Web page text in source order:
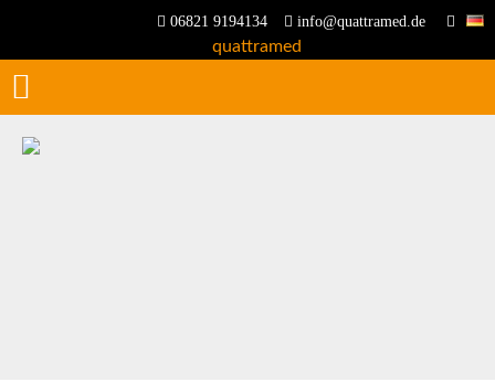
06821 9194134 info@quattramed.de